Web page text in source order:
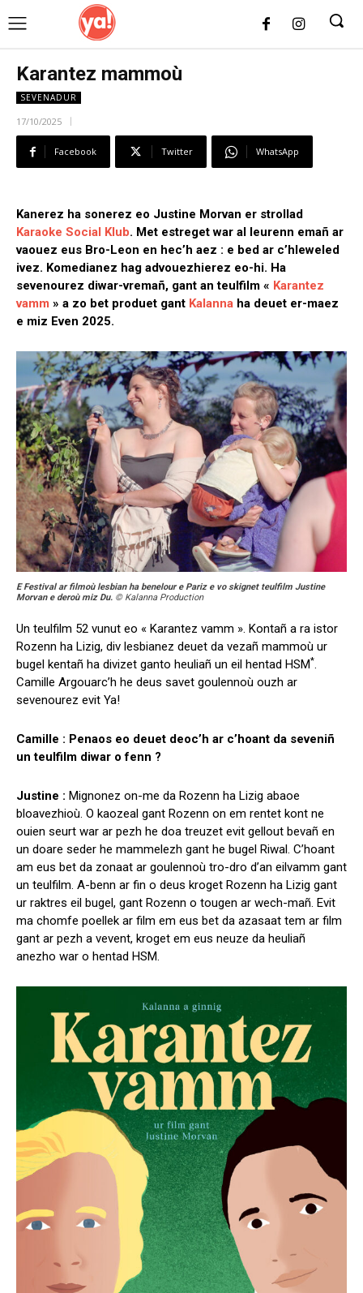
Karantez mammoù
SEVENADUR
17/10/2025
Facebook Twitter WhatsApp
Kanerez ha sonerez eo Justine Morvan er strollad
Karaoke Social Klub. Met estreget war al leurenn emañ ar
vaouez eus Bro-Leon en hec’h aez : e bed ar c’hleweled
ivez. Komedianez hag advouezhierez eo-hi. Ha
sevenourez diwar-vremañ, gant an teulfilm « Karantez
vamm » a zo bet produet gant Kalanna ha deuet er-maez
e miz Even 2025.
E Festival ar filmoù lesbian ha benelour e Pariz e vo skignet teulfilm Justine
Morvan e deroù miz Du. © Kalanna Production
Un teulfilm 52 vunut eo « Karantez vamm ». Kontañ a ra istor
Rozenn ha Lizig, div lesbianez deuet da vezañ mammoù ur
bugel kentañ ha divizet ganto heuliañ un eil hentad HSM*.
Camille Argouarc’h he deus savet goulennoù ouzh ar
sevenourez evit Ya!
Camille : Penaos eo deuet deoc’h ar c’hoant da seveniñ
un teulfilm diwar o fenn ?
Justine : Mignonez on-me da Rozenn ha Lizig abaoe
bloavezhioù. O kaozeal gant Rozenn on em rentet kont ne
ouien seurt war ar pezh he doa treuzet evit gellout bevañ en
un doare seder he mammelezh gant he bugel Riwal. C’hoant
am eus bet da zonaat ar goulennoù tro-dro d’an eilvamm gant
un teulfilm. A-benn ar fin o deus kroget Rozenn ha Lizig gant
ur raktres eil bugel, gant Rozenn o tougen ar wech-mañ. Evit
ma chomfe poellek ar film em eus bet da azasaat tem ar film
gant ar pezh a vevent, kroget em eus neuze da heuliañ
anezho war o hentad HSM.